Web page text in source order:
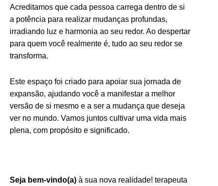
Acreditamos que cada pessoa carrega dentro de si
a potência para realizar mudanças profundas,
irradiando luz e harmonia ao seu redor. Ao despertar
para quem você realmente é, tudo ao seu redor se
transforma.
Este espaço foi criado para apoiar sua jornada de
expansão, ajudando você a manifestar a melhor
versão de si mesmo e a ser a mudança que deseja
ver no mundo. Vamos juntos cultivar uma vida mais
plena, com propósito e significado.
Seja bem-vindo(a) à sua nova realidade! terapeuta